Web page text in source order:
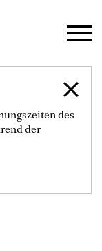
des
der